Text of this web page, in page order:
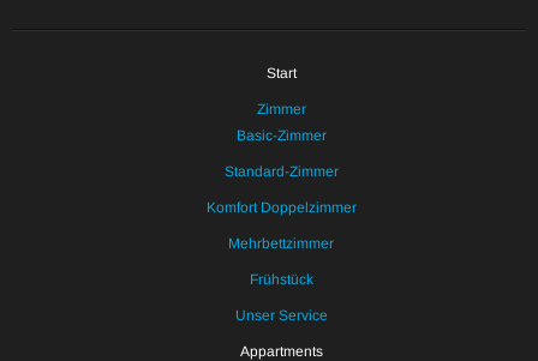
Start
Zimmer
Basic-Zimmer
Standard-Zimmer
Komfort Doppelzimmer
Mehrbettzimmer
Frühstück
Unser Service
Appartments